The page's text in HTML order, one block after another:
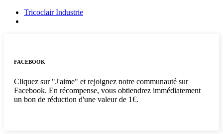
Tricoclair Industrie
FACEBOOK
Cliquez sur "J'aime" et rejoignez notre communauté sur
Facebook. En récompense, vous obtiendrez immédiatement
un bon de réduction d'une valeur de 1€.